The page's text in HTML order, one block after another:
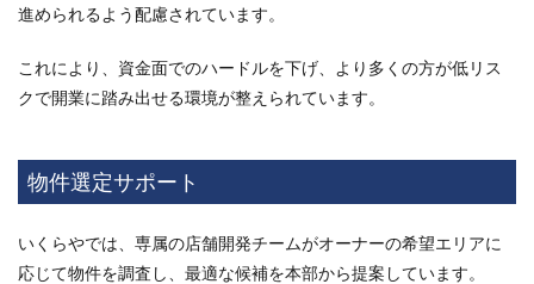
進められるよう配慮されています。
これにより、資金面でのハードルを下げ、より多くの方が低リス
クで開業に踏み出せる環境が整えられています。
物件選定サポート
いくらやでは、専属の店舗開発チームがオーナーの希望エリアに
応じて物件を調査し、最適な候補を本部から提案しています。